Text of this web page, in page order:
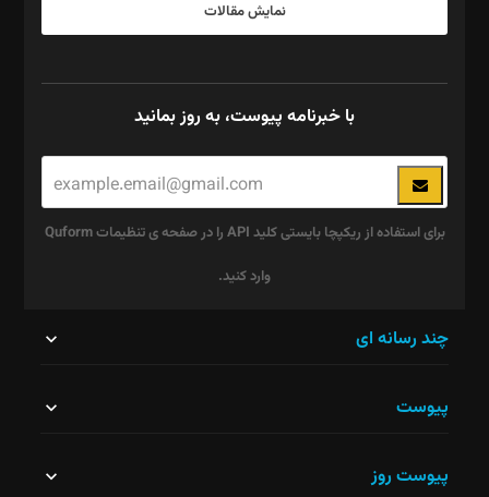
نمایش مقالات
با خبرنامه پیوست، به روز بمانید
برای استفاده از ریکپچا بایستی کلید API را در صفحه ی تنظیمات Quform
وارد کنید.
نباید
چند رسانه ای
پیوست
پیوست روز